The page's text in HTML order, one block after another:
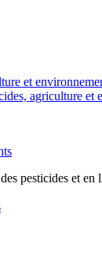
agriculture et
pesticides et en